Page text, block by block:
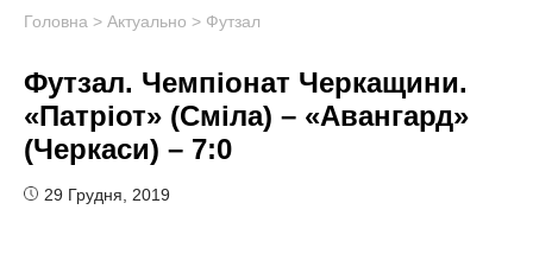
Головна > Актуально > Футзал
Футзал. Чемпіонат Черкащини.
«Патріот» (Сміла) – «Авангард»
(Черкаси) – 7:0
29 Грудня, 2019